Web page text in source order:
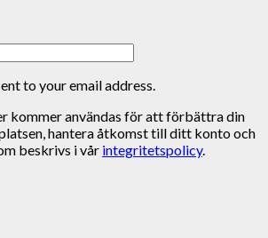
to your email address.
kommer användas för att förbättra din
hantera åtkomst till ditt konto och
beskrivs i vår integritetspolicy.